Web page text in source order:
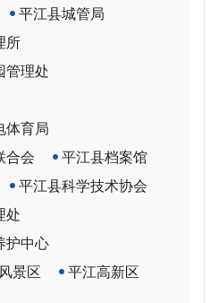
平江县城管局
所
管理处
体育局
合会
平江县档案馆
平江县科学技术协会
处
护中心
景区
平江高新区